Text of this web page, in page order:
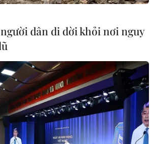
hai thế giới về xuất
vụ AI
2,6 tỷ thùng dầu kể
Iran bùng phát
dân di dời khỏi nơi nguy